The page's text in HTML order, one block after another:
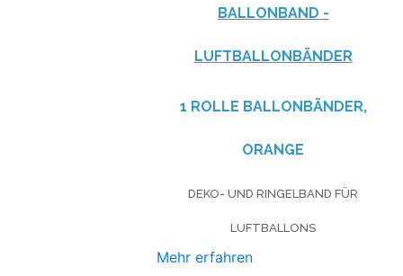
BALLONBAND -
LUFTBALLONBÄNDER
1 ROLLE BALLONBÄNDER,
ORANGE
DEKO- UND RINGELBAND FÜR
LUFTBALLONS
Mehr erfahren